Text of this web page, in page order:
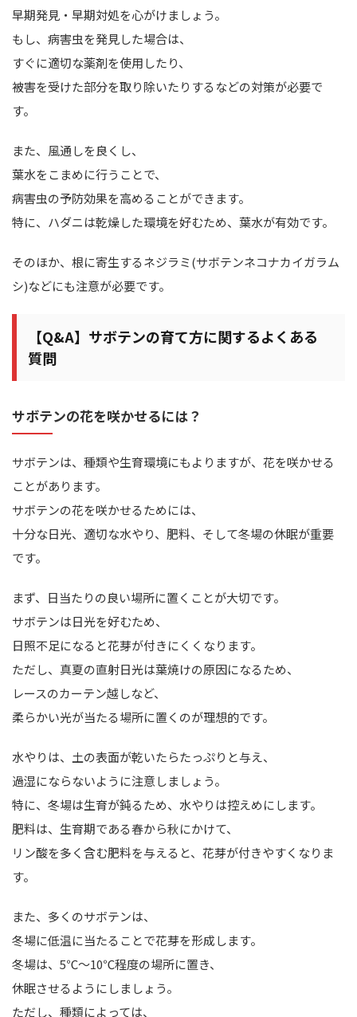
早期発見・早期対処を心がけましょう。
もし、病害虫を発見した場合は、
すぐに適切な薬剤を使用したり、
被害を受けた部分を取り除いたりするなどの対策が必要で
す。
また、風通しを良くし、
葉水をこまめに行うことで、
病害虫の予防効果を高めることができます。
特に、ハダニは乾燥した環境を好むため、葉水が有効です。
そのほか、根に寄生するネジラミ(サボテンネコナカイガラム
シ)などにも注意が必要です。
【Q&A】サボテンの育て方に関するよくある
質問
サボテンの花を咲かせるには？
サボテンは、種類や生育環境にもよりますが、花を咲かせる
ことがあります。
サボテンの花を咲かせるためには、
十分な日光、適切な水やり、肥料、そして冬場の休眠が重要
です。
まず、日当たりの良い場所に置くことが大切です。
サボテンは日光を好むため、
日照不足になると花芽が付きにくくなります。
ただし、真夏の直射日光は葉焼けの原因になるため、
レースのカーテン越しなど、
柔らかい光が当たる場所に置くのが理想的です。
水やりは、土の表面が乾いたらたっぷりと与え、
過湿にならないように注意しましょう。
特に、冬場は生育が鈍るため、水やりは控えめにします。
肥料は、生育期である春から秋にかけて、
リン酸を多く含む肥料を与えると、花芽が付きやすくなりま
す。
また、多くのサボテンは、
冬場に低温に当たることで花芽を形成します。
冬場は、5℃～10℃程度の場所に置き、
休眠させるようにしましょう。
ただし、種類によっては、